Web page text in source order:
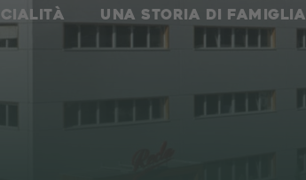
UNA STORIA DI FAMIGLIA